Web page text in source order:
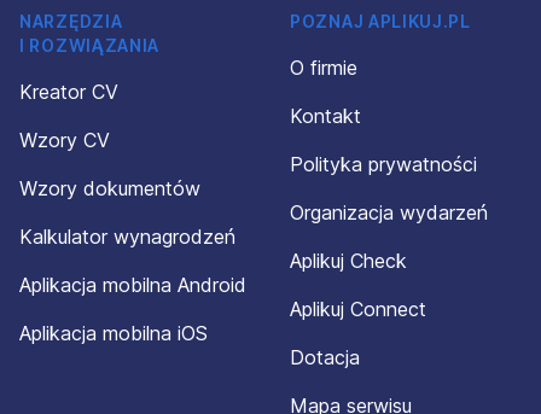
NARZĘDZIA
I ROZWIĄZANIA
Kreator CV
Wzory CV
Wzory dokumentów
Kalkulator wynagrodzeń
Aplikacja mobilna Android
Aplikacja mobilna iOS
POZNAJ APLIKUJ.PL
O firmie
Kontakt
Polityka prywatności
Organizacja wydarzeń
Aplikuj Check
Aplikuj Connect
Dotacja
Mapa serwisu